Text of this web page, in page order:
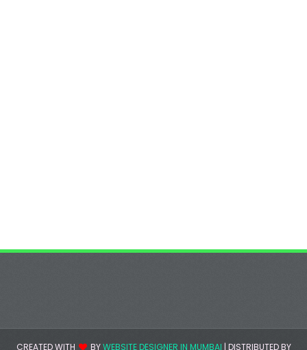
CREATED WITH BYWEBSITE DESIGNER IN MUMBAI | DISTRIBUTED BY